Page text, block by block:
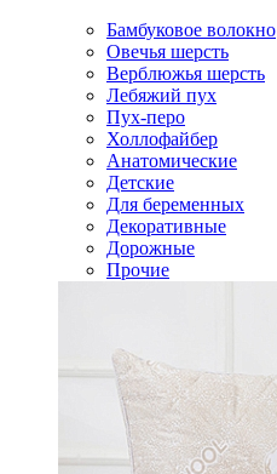
Бамбуковое волокно
Овечья шерсть
Верблюжья шерсть
Лебяжий пух
Пух-перо
Холлофайбер
Анатомические
Детские
Для беременных
Декоративные
Дорожные
Прочие